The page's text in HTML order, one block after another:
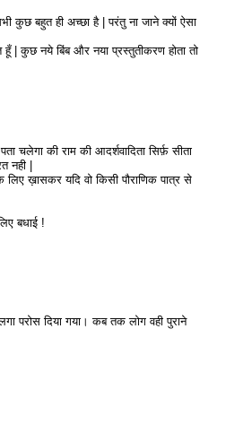
कुछ बहुत ही अच्छा है | परंतु ना जाने क्यों ऐसा
| कुछ नये बिंब और नया प्रस्तुतीकरण होता तो
चलेगा की राम की आदर्शवादिता सिर्फ़ सीता
नही |
ख़ासकर यदि वो किसी पौराणिक पात्र से
बधाई !
परोस दिया गया। कब तक लोग वही पुराने